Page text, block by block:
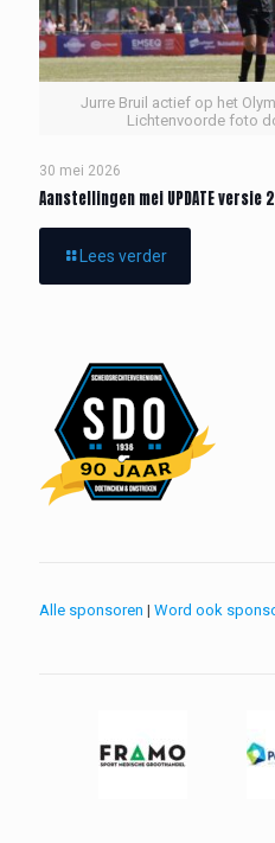
Jurre Bruil actief op het
Lichtenvoorde foto
30 mei 2026
Aanstellingen mei UPDATE versie 2
Lees verder
Alle sponsoren | Word ook